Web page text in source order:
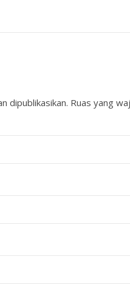
dipublikasikan. Ruas yang